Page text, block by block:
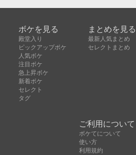
ボケを見る
殿堂入り
ピックアップボケ
人気ボケ
注目ボケ
急上昇ボケ
新着ボケ
セレクト
タグ
まとめを見る
最新人気まとめ
セレクトまとめ
ご利用について
ボケてについて
使い方
利用規約